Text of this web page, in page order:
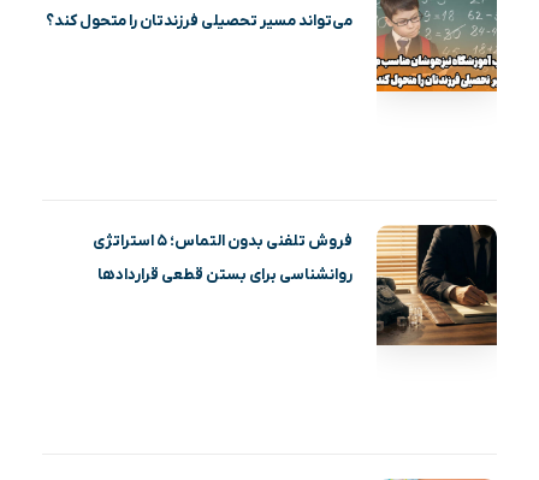
می‌تواند مسیر تحصیلی فرزندتان را متحول کند؟
فروش تلفنی بدون التماس؛ ۵ استراتژی
روانشناسی برای بستن قطعی قراردادها